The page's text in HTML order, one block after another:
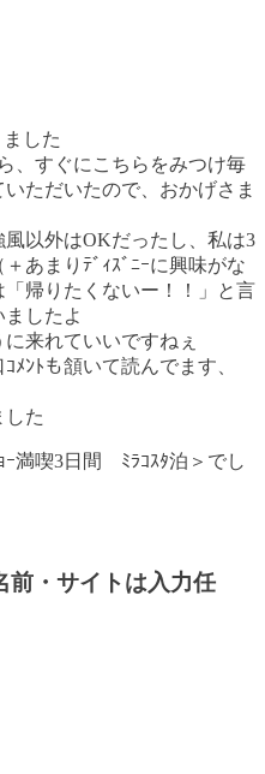
した
、すぐにこちらをみつけ毎
ただいたので、おかげさま
以外はOKだったし、私は3
あまりﾃﾞｨｽﾞﾆｰに興味がな
帰りたくないー！！」と言
したよ
来れていいですねぇ
ﾒﾝﾄも頷いて読んでます、
した
ｰ満喫3日間 ﾐﾗｺｽﾀ泊＞でし
前・サイトは入力任